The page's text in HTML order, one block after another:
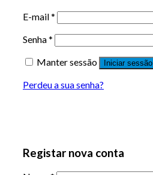
E-mail*
Senha*
Manter sessão
Iniciar sessão
Perdeu a sua senha?
Registar nova conta